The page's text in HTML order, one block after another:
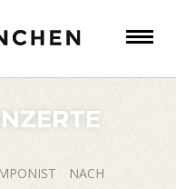
NACH